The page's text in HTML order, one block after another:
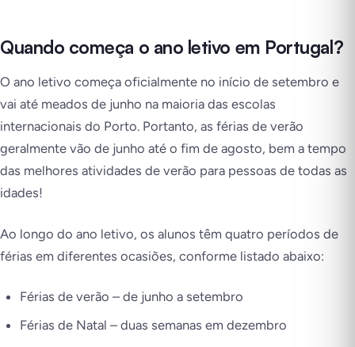
Quando começa o ano letivo em Portugal?
O ano letivo começa oficialmente no início de setembro e
vai até meados de junho na maioria das escolas
internacionais do Porto. Portanto, as férias de verão
geralmente vão de junho até o fim de agosto, bem a tempo
das melhores atividades de verão para pessoas de todas as
idades!
Ao longo do ano letivo, os alunos têm quatro períodos de
férias em diferentes ocasiões, conforme listado abaixo:
Férias de verão – de junho a setembro
Férias de Natal – duas semanas em dezembro